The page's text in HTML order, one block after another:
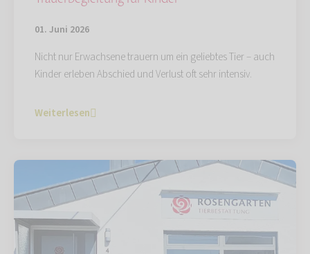
01. Juni 2026
Nicht nur Erwachsene trauern um ein geliebtes Tier – auch
Kinder erleben Abschied und Verlust oft sehr intensiv.
Weiterlesen